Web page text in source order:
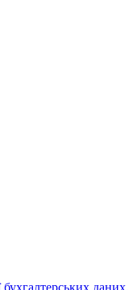
даних.